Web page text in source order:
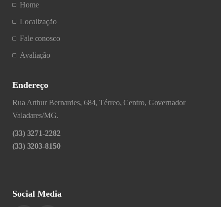
Home
Localização
Fale conosco
Avaliação
Endereço
Rua Arthur Bernardes, 684, Térreo, Centro, Governador
Valadares/MG.
(33) 3271-2282
(33) 3203-8150
Social Media